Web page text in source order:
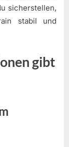
sicherstellen,
stabil und
gibt